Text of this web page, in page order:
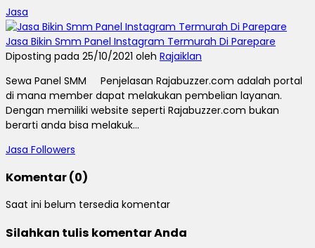
Jasa
Jasa Bikin Smm Panel Instagram Termurah Di Parepare
Diposting pada 25/10/2021 oleh Rajaiklan
Sewa Panel SMM Penjelasan Rajabuzzer.com adalah portal
di mana member dapat melakukan pembelian layanan.
Dengan memiliki website seperti Rajabuzzer.com bukan
berarti anda bisa melakuk...
Jasa Followers
Komentar (0)
Saat ini belum tersedia komentar
Silahkan tulis komentar Anda